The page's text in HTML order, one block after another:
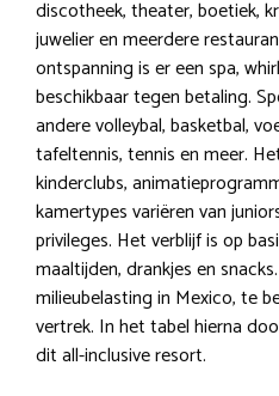
discotheek, theater, boetiek,
juwelier en meerdere
ontspanning is er een spa,
beschikbaar tegen betaling.
andere volleybal, basketbal,
tafeltennis, tennis en meer.
kinderclubs,
kamertypes variëren van
privileges. Het verblijf is op
maaltijden, drankjes en
milieubelasting in Mexico, te
vertrek. In het tabel hierna
dit all-inclusive resort.